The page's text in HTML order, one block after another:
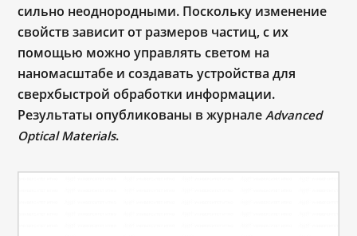
сильно неоднородными. Поскольку изменение
свойств зависит от размеров частиц, с их
помощью можно управлять светом на
наномасштабе и создавать устройства для
сверхбыстрой обработки информации.
Результаты опубликованы в журналеAdvanced
Optical Materials.